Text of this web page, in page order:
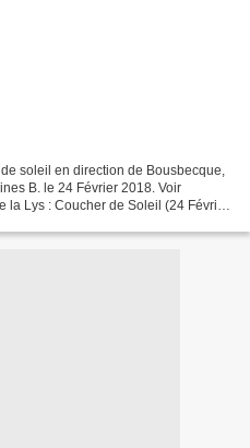
soleil en direction de Bousbecque,
Voir
Lys : Coucher de Soleil (24 Février